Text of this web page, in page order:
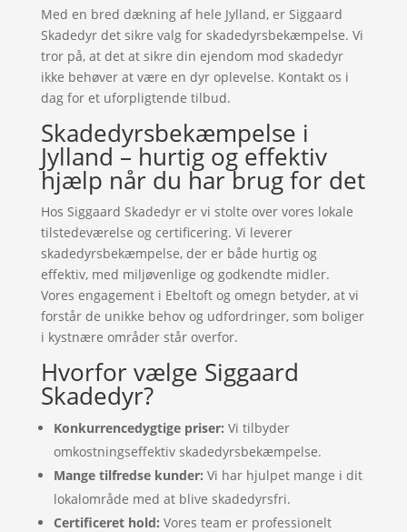
Med en bred dækning af hele Jylland, er Siggaard
Skadedyr det sikre valg for skadedyrsbekæmpelse. Vi
tror på, at det at sikre din ejendom mod skadedyr
ikke behøver at være en dyr oplevelse. Kontakt os i
dag for et uforpligtende tilbud.
Skadedyrsbekæmpelse i
Jylland – hurtig og effektiv
hjælp når du har brug for det
Hos Siggaard Skadedyr er vi stolte over vores lokale
tilstedeværelse og certificering. Vi leverer
skadedyrsbekæmpelse, der er både hurtig og
effektiv, med miljøvenlige og godkendte midler.
Vores engagement i Ebeltoft og omegn betyder, at vi
forstår de unikke behov og udfordringer, som boliger
i kystnære områder står overfor.
Hvorfor vælge Siggaard
Skadedyr?
Konkurrencedygtige priser: Vi tilbyder
omkostningseffektiv skadedyrsbekæmpelse.
Mange tilfredse kunder: Vi har hjulpet mange i dit
lokalområde med at blive skadedyrsfri.
Certificeret hold: Vores team er professionelt